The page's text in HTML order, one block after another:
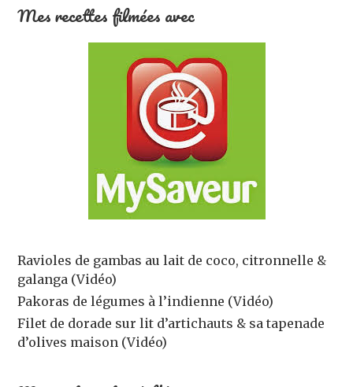
Mes recettes filmées avec
Ravioles de gambas au lait de coco, citronnelle &
galanga (Vidéo)
Pakoras de légumes à l’indienne (Vidéo)
Filet de dorade sur lit d’artichauts & sa tapenade
d’olives maison (Vidéo)